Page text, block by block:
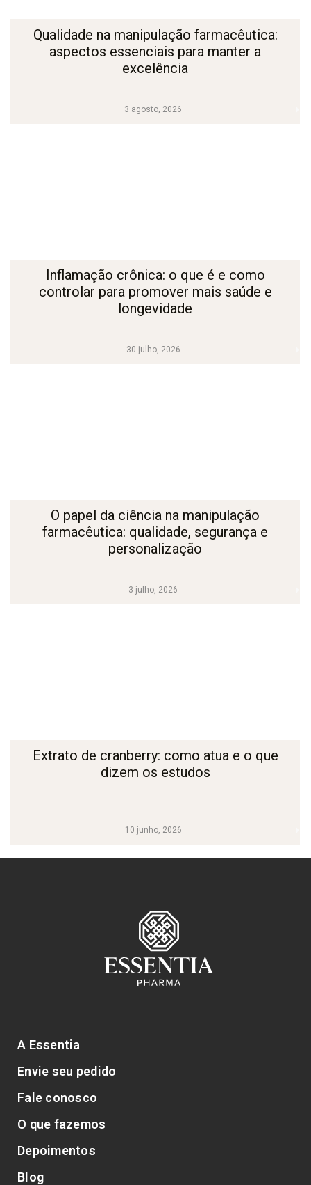
3 agosto, 2026
Qualidade na manipulação farmacêutica:
aspectos essenciais para manter a
excelência
30 julho, 2026
Inflamação crônica: o que é e como
controlar para promover mais saúde e
longevidade
3 julho, 2026
O papel da ciência na manipulação
farmacêutica: qualidade, segurança e
personalização
10 junho, 2026
Extrato de cranberry: como atua e o que
dizem os estudos
A Essentia
Envie seu pedido
Fale conosco
O que fazemos
Depoimentos
Blog